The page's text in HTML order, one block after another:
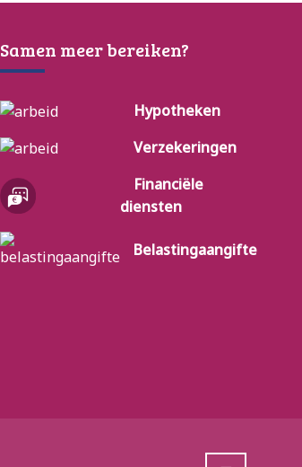
Samen meer bereiken?
Hypotheken
Verzekeringen
Financiële
diensten
Belastingaangifte